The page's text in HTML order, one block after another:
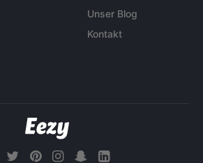
Unser Blog
Kontakt